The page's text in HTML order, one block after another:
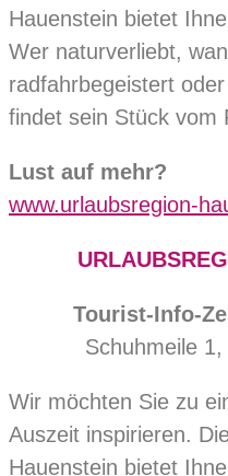
Hauenstein bietet
Wer naturverliebt,
radfahrbegeistert
findet sein Stück vom
Lust auf mehr?
www.urlaubsregion-
Tourist-Info-
Schuhmeile
Wir möchten Sie zu
Auszeit inspirieren.
Hauenstein bietet